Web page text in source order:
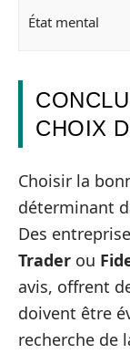
État mental
CHOIX
Choisir la
déterminant
Des
Trader ou
avis, offrent
doivent être
recherche de